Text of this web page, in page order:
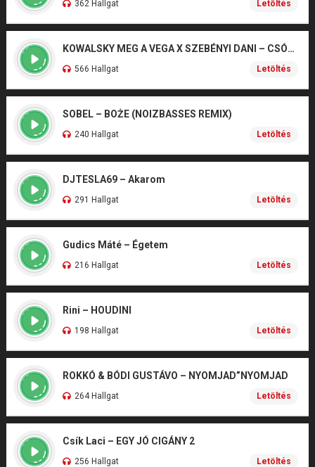
362 Hallgat Letöltés
KOWALSKY MEG A VEGA X SZEBÉNYI DANI – CSÓNAK
566 Hallgat Letöltés
SOBEL – BOŻE (NOIZBASSES REMIX)
240 Hallgat Letöltés
DJTESLA69 – Akarom
291 Hallgat Letöltés
Gudics Máté – Égetem
216 Hallgat Letöltés
Rini – HOUDINI
198 Hallgat Letöltés
ROKKÓ & BÓDI GUSTÁVO – NYOMJAD”NYOMJAD
264 Hallgat Letöltés
Csík Laci – EGY JÓ CIGÁNY 2
256 Hallgat Letöltés